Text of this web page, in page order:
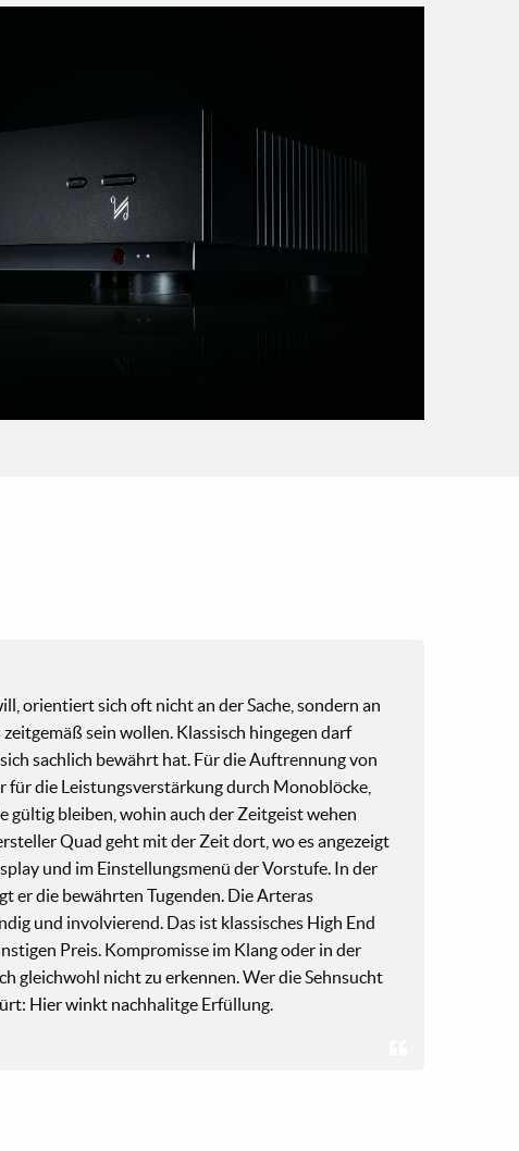
orientiert sich oft nicht an der Sache, sondern an
sein wollen. Klassisch hingegen darf
sachlich bewährt hat. Für die Auftrennung von
für die Leistungsverstärkung durch Monoblöcke,
gültig bleiben, wohin auch der Zeitgeist wehen
Quad geht mit der Zeit dort, wo es angezeigt
und im Einstellungsmenü der Vorstufe. In der
er die bewährten Tugenden. Die Arteras
und involvierend. Das ist klassisches High End
Preis. Kompromisse im Klang oder in der
gleichwohl nicht zu erkennen. Wer die Sehnsucht
Hier winkt nachhalitge Erfüllung.